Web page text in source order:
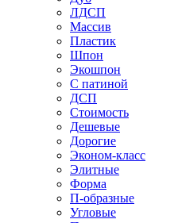
ЛДСП
Массив
Пластик
Шпон
Экошпон
С патиной
ДСП
Стоимость
Дешевые
Дорогие
Эконом-класс
Элитные
Форма
П-образные
Угловые